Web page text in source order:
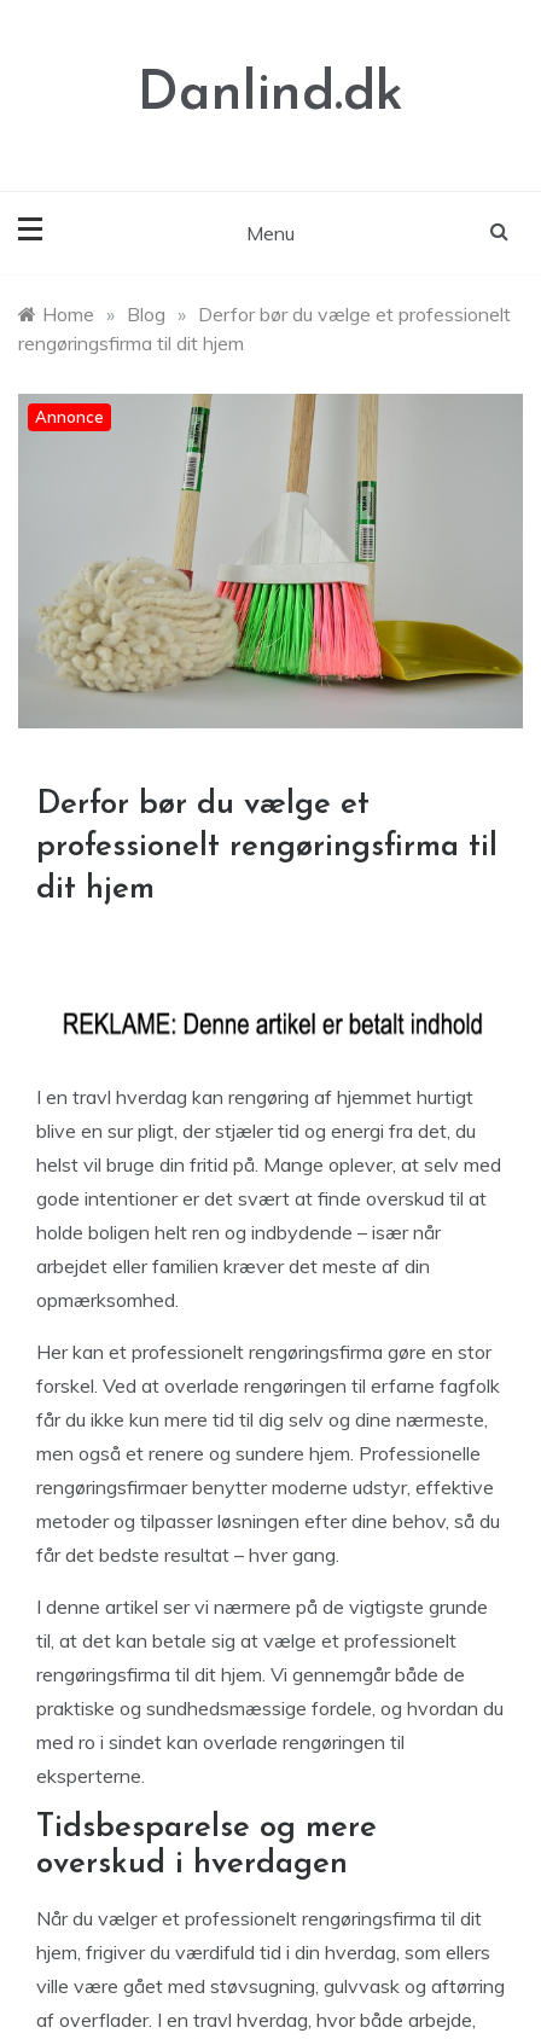
Danlind.dk
Menu
Home » Blog » Derfor bør du vælge et professionelt
rengøringsfirma til dit hjem
Annonce
Derfor bør du vælge et
professionelt rengøringsfirma til
dit hjem
I en travl hverdag kan rengøring af hjemmet hurtigt
blive en sur pligt, der stjæler tid og energi fra det, du
helst vil bruge din fritid på. Mange oplever, at selv med
gode intentioner er det svært at finde overskud til at
holde boligen helt ren og indbydende – især når
arbejdet eller familien kræver det meste af din
opmærksomhed.
Her kan et professionelt rengøringsfirma gøre en stor
forskel. Ved at overlade rengøringen til erfarne fagfolk
får du ikke kun mere tid til dig selv og dine nærmeste,
men også et renere og sundere hjem. Professionelle
rengøringsfirmaer benytter moderne udstyr, effektive
metoder og tilpasser løsningen efter dine behov, så du
får det bedste resultat – hver gang.
I denne artikel ser vi nærmere på de vigtigste grunde
til, at det kan betale sig at vælge et professionelt
rengøringsfirma til dit hjem. Vi gennemgår både de
praktiske og sundhedsmæssige fordele, og hvordan du
med ro i sindet kan overlade rengøringen til
eksperterne.
Tidsbesparelse og mere
overskud i hverdagen
Når du vælger et professionelt rengøringsfirma til dit
hjem, frigiver du værdifuld tid i din hverdag, som ellers
ville være gået med støvsugning, gulvvask og aftørring
af overflader. I en travl hverdag, hvor både arbejde,